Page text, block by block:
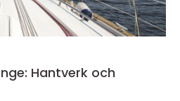
Hantverk och